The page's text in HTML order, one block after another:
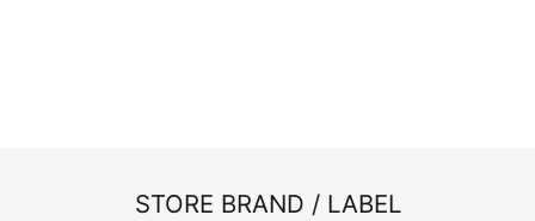
STORE BRAND / LABEL